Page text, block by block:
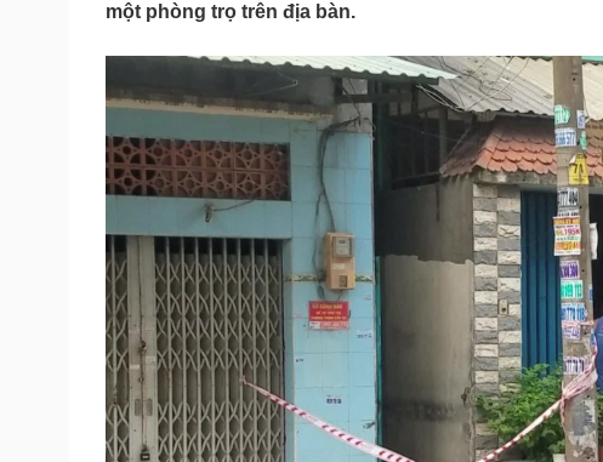
Pháp luật
Tư vấn luật
Quân sự - Quốc phòng
Việt Nam
Phân tích
Sức khỏe
Dinh dưỡng - món ngon
Cây thuốc
Sản phụ khoa
Nhi khoa
Nam khoa
Làm đẹp - giảm cân
Phòng mạch online
Ăn sạch sống khỏe
Đời sống
Tình yêu - Gia đình
Cải chính
một phòng trọ trên địa bàn.